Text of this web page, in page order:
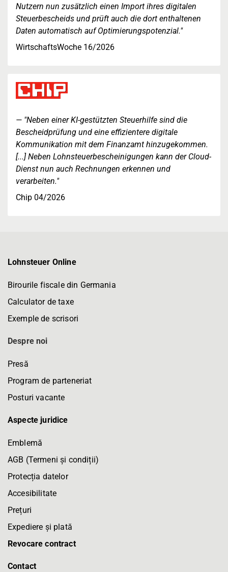
Nutzern nun zusätzlich einen Import ihres digitalen
Steuerbescheids und prüft auch die dort enthaltenen
Daten automatisch auf Optimierungspotenzial."
WirtschaftsWoche 16/2026
"Neben einer KI-gestützten Steuerhilfe sind die
Bescheidprüfung und eine effizientere digitale
Kommunikation mit dem Finanzamt hinzugekommen.
[...] Neben Lohnsteuerbescheinigungen kann der Cloud-
Dienst nun auch Rechnungen erkennen und
verarbeiten."
Chip 04/2026
Lohnsteuer Online
Birourile fiscale din Germania
Calculator de taxe
Exemple de scrisori
Despre noi
Presă
Program de parteneriat
Posturi vacante
Aspecte juridice
Emblemă
AGB (Termeni și condiții)
Protecția datelor
Accesibilitate
Prețuri
Expediere și plată
Revocare contract
Contact